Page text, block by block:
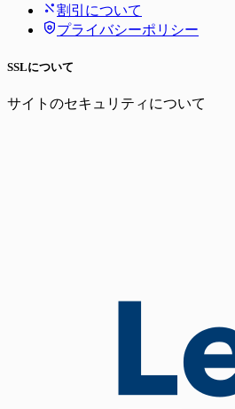
割引について
プライバシーポリシー
SSLについて
サイトのセキュリティについて